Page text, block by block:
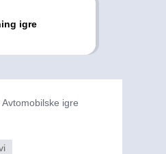
igre
Avtomobilske igre